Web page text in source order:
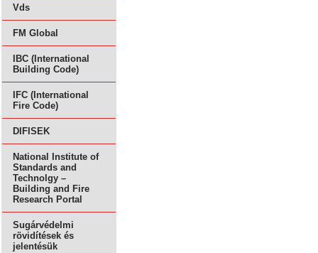
Vds
FM Global
IBC (International
Building Code)
IFC (International
Fire Code)
DIFISEK
National Institute of
Standards and
Technolgy –
Building and Fire
Research Portal
Sugárvédelmi
rövidítések és
jelentésük